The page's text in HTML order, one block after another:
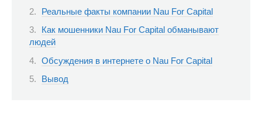
Реальные факты компании Nau For Capital
Как мошенники Nau For Capital обманывают
людей
Обсуждения в интернете о Nau For Capital
Вывод